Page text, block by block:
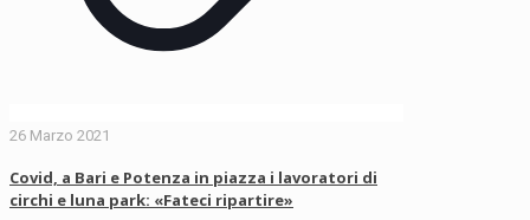
26 Marzo 2021
Covid, a Bari e Potenza in piazza i lavoratori di
circhi e luna park: «Fateci ripartire»